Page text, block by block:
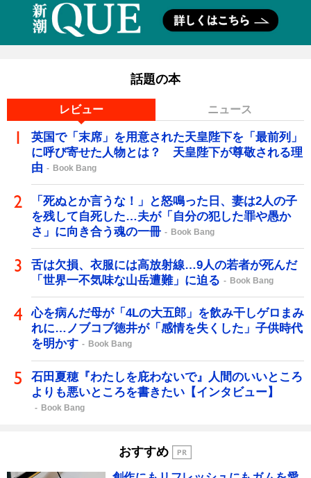
話題の本
レビュー ニュース
英国で「末席」を用意された天皇陛下を「最前列」
に呼び寄せた人物とは？ 天皇陛下が尊敬される理
由
Book Bang
「死ぬとか言うな！」と怒鳴った日、妻は2人の子
を残して自死した…夫が「自分の犯した罪や愚か
さ」に向き合う魂の一冊
Book Bang
舌は欠損、衣服には高放射線…9人の若者が死んだ
「世界一不気味な山岳遭難」に迫る
Book Bang
心を病んだ母が「4Lの大五郎」を飲み干しゲロまみ
れに…ノブコブ徳井が「感情を失くした」子供時代
を明かす
Book Bang
石田夏穂『わたしを庇わないで』人間のいいところ
よりも悪いところを書きたい【インタビュー】
Book Bang
おすすめ